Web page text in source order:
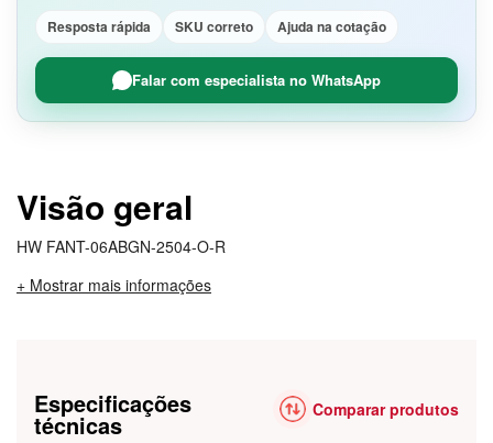
Resposta rápida SKU correto Ajuda na cotação
Falar com especialista no WhatsApp
Visão geral
HW FANT-06ABGN-2504-O-R
+ Mostrar mais informações
Especificações
técnicas Comparar produtos